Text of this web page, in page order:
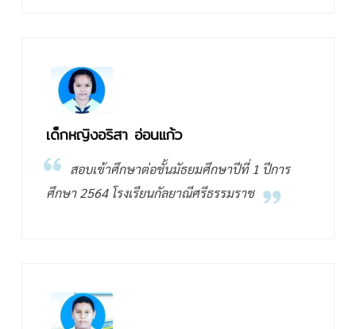
เด็กหญิงอริสา อ่อนแก้ว
สอบเข้าศึกษาต่อชั้นมัธยมศึกษาปีที่ 1 ปีการ
ศึกษา 2564 โรงเรียนกัลยาณีศรีธรรมราช